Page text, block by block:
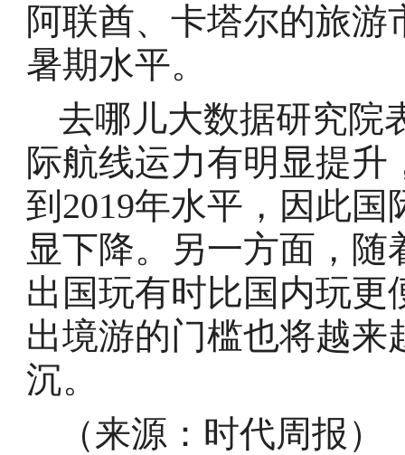
阿联酋、卡塔尔的旅游
暑期水平。
去哪儿大数据研究院
际航线运力有明显提
到2019年水平，因此
显下降。另一方面，
出国玩有时比国内玩
出境游的门槛也将越
沉。
（来源： 时代周报 ）